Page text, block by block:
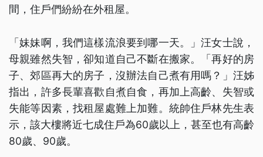
間，住戶們紛紛在外租屋。
「妹妹啊，我們這樣流浪要到哪一天。」汪女士說，
母親雖然失智，卻知道自己不斷在搬家。「再好的房
子、郊區再大的房子，沒辦法自己煮有用嗎？」汪姊
指出，許多長輩喜歡自煮自食，再加上高齡、失智或
失能等因素，找租屋處難上加難。統帥住戶林先生表
示，該大樓將近七成住戶為60歲以上，甚至也有高齡
80歲、90歲。